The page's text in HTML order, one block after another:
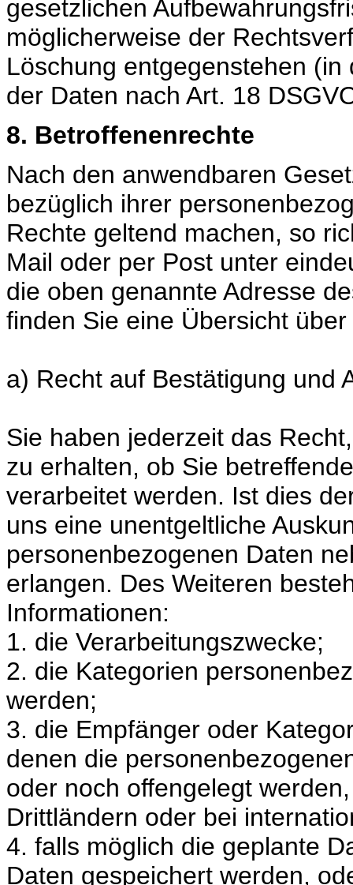
gesetzlichen
möglicherweise der
Löschung entgegenstehen
der Daten nach Art. 18
8. Betroffenenrechte
Nach den anwendbaren
bezüglich ihrer
Rechte geltend machen, so
Mail oder per Post unter
die oben genannte Adresse
finden Sie eine Übersicht
a) Recht auf Bestätigung und
Sie haben jederzeit das
zu erhalten, ob Sie
verarbeitet werden. Ist dies
uns eine unentgeltliche
personenbezogenen Daten
erlangen. Des Weiteren
Informationen:
1. die Verarbeitungszwecke;
2. die Kategorien
werden;
3. die Empfänger oder
denen die
oder noch offengelegt
Drittländern oder bei
4. falls möglich die geplante
Daten gespeichert werden,